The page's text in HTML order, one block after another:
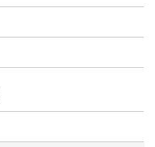
来店予約